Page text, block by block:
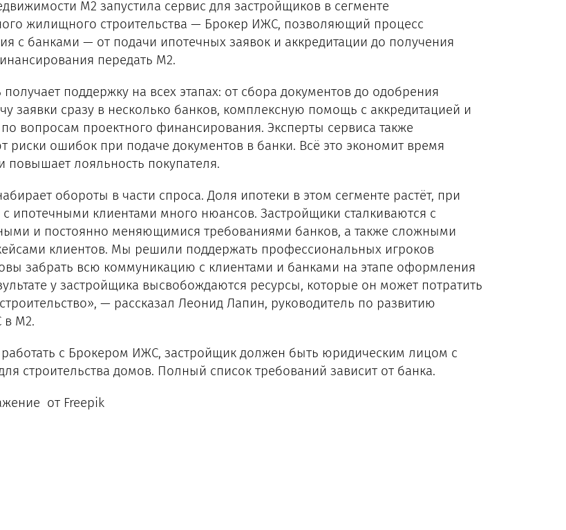
М2 запустила сервис для застройщиков в сегменте
жилищного строительства — Брокер ИЖС, позволяющий процесс
с банками — от подачи ипотечных заявок и аккредитации до получения
передать М2.
поддержку на всех этапах: от сбора документов до одобрения
заявки сразу в несколько банков, комплексную помощь с аккредитацией и
по вопросам проектного финансирования. Эксперты сервиса также
риски ошибок при подаче документов в банки. Всё это экономит время
повышает лояльность покупателя.
обороты в части спроса. Доля ипотеки в этом сегменте растёт, при
с ипотечными клиентами много нюансов. Застройщики сталкиваются с
и постоянно меняющимися требованиями банков, а также сложными
клиентов. Мы решили поддержать профессиональных игроков
забрать всю коммуникацию с клиентами и банками на этапе оформления
у застройщика высвобождаются ресурсы, которые он может потратить
— рассказал Леонид Лапин, руководитель по развитию
в М2.
с Брокером ИЖС, застройщик должен быть юридическим лицом с
строительства домов. Полный список требований зависит от банка.
от Freepik